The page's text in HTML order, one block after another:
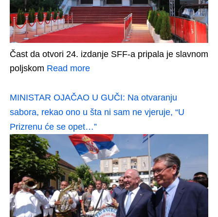
Čast da otvori 24. izdanje SFF-a pripala je slavnom
poljskom Read more
MINISTAR OJAČAO U GUČI: Na otvaranju
sabora, rekao ono u šta ni sam ne vjeruje, “U
Prizrenu će se opet…”